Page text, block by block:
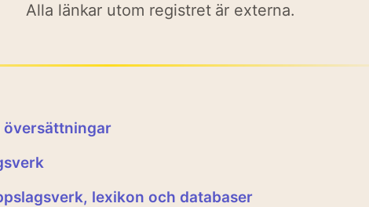
Alla länkar utom registret är externa.
översättningar
lexikon och databaser